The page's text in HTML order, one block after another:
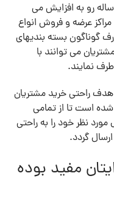
رو به افزایش می
مراکز عرضه و فروش انواع
گوناگون بسته بندیهای
می توانند با
نمایند.
راحتی خرید مشتریان
است تا از تمامی
نظر خود را به راحتی
گردد.
مفید بوده